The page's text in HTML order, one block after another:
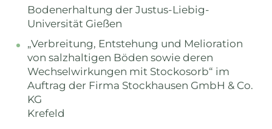
Bodenerhaltung der Justus-Liebig-
Universität Gießen
„Verbreitung, Entstehung und Melioration
von salzhaltigen Böden sowie deren
Wechselwirkungen mit Stockosorb“ im
Auftrag der Firma Stockhausen GmbH & Co.
KG
Krefeld